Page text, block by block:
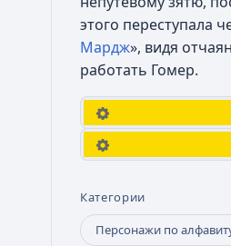
этого переступала
Мардж», видя
работать Гомер.
Категории
Персонажи по